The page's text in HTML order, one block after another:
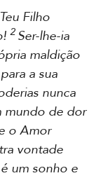
Filho
2 Ser-lhe-ia
maldição
a sua
nunca
mundo de dor
o Amor
vontade
um sonho e